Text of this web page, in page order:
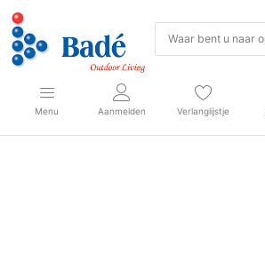
Menu Aanmelden Verlanglijstje